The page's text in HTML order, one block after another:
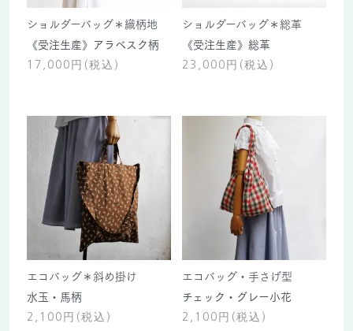
ショルダーバッグ＊織柄地
《受注生産》アラベスク柄
17,000円(税込)
ショルダーバッグ＊総革
《受注生産》総革
23,000円(税込)
エコバッグ＊斜め掛け
水玉・馬柄
2,100円(税込)
エコバッグ・手さげ型
チェック・グレー小花
2,100円(税込)